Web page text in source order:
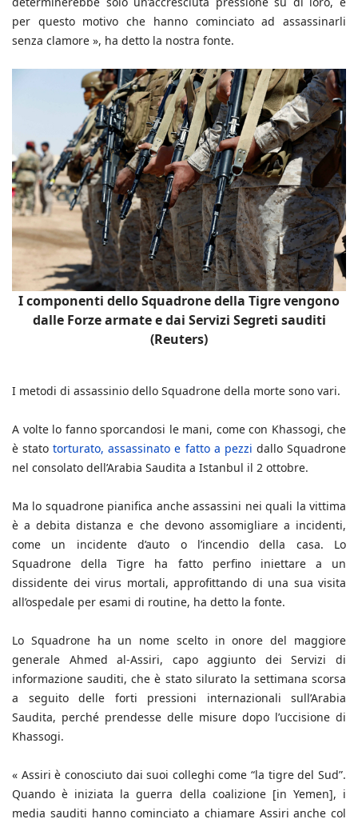
per questo motivo che hanno cominciato ad assassinarli
senza clamore », ha detto la nostra fonte.
I componenti dello Squadrone della Tigre vengono
dalle Forze armate e dai Servizi Segreti sauditi
(Reuters)
I metodi di assassinio dello Squadrone della morte sono vari.
A volte lo fanno sporcandosi le mani, come con Khassogi, che
è statotorturato, assassinato e fatto a pezzi dallo Squadrone
nel consolato dell’Arabia Saudita a Istanbul il 2 ottobre.
Ma lo squadrone pianifica anche assassini nei quali la vittima
è a debita distanza e che devono assomigliare a incidenti,
come un incidente d’auto o l’incendio della casa. Lo
Squadrone della Tigre ha fatto perfino iniettare a un
dissidente dei virus mortali, approfittando di una sua visita
all’ospedale per esami di routine, ha detto la fonte.
Lo Squadrone ha un nome scelto in onore del maggiore
generale Ahmed al-Assiri, capo aggiunto dei Servizi di
informazione sauditi, che è stato silurato la settimana scorsa
a seguito delle forti pressioni internazionali sull’Arabia
Saudita, perché prendesse delle misure dopo l’uccisione di
Khassogi.
« Assiri è conosciuto dai suoi colleghi come “la tigre del Sud”.
Quando è iniziata la guerra della coalizione [in Yemen], i
media sauditi hanno cominciato a chiamare Assiri anche col